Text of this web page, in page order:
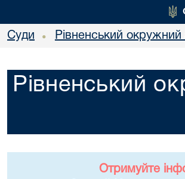
Суди • Рівненський окружний
Рівненський
Отримуйте